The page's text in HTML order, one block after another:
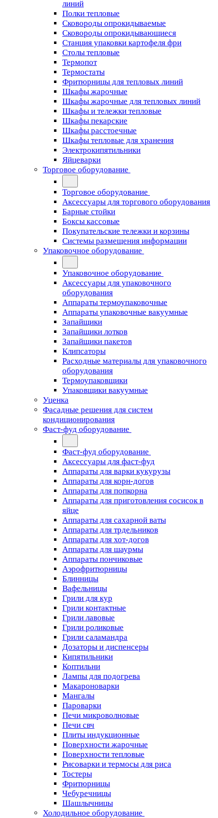
линий
Полки тепловые
Сковороды опрокидываемые
Сковороды опрокидывающиеся
Станция упаковки картофеля фри
Столы тепловые
Термопот
Термостаты
Фритюрницы для тепловых линий
Шкафы жарочные
Шкафы жарочные для тепловых линий
Шкафы и тележки тепловые
Шкафы пекарские
Шкафы расстоечные
Шкафы тепловые для хранения
Электрокипятильники
Яйцеварки
Торговое оборудование
Торговое оборудование
Аксессуары для торгового оборудования
Барные стойки
Боксы кассовые
Покупательские тележки и корзины
Системы размещения информации
Упаковочное оборудование
Упаковочное оборудование
Аксессуары для упаковочного
оборудования
Аппараты термоупаковочные
Аппараты упаковочные вакуумные
Запайщики
Запайщики лотков
Запайщики пакетов
Клипсаторы
Расходные материалы для упаковочного
оборудования
Термоупаковщики
Упаковщики вакуумные
Уценка
Фасадные решения для систем
кондиционирования
Фаст-фуд оборудование
Фаст-фуд оборудование
Аксессуары для фаст-фуд
Аппараты для варки кукурузы
Аппараты для корн-догов
Аппараты для попкорна
Аппараты для приготовления сосисок в
яйце
Аппараты для сахарной ваты
Аппараты для трдельников
Аппараты для хот-догов
Аппараты для шаурмы
Аппараты пончиковые
Аэрофритюрницы
Блинницы
Вафельницы
Грили для кур
Грили контактные
Грили лавовые
Грили роликовые
Грили саламандра
Дозаторы и диспенсеры
Кипятильники
Коптильни
Лампы для подогрева
Макароноварки
Мангалы
Пароварки
Печи микроволновые
Печи свч
Плиты индукционные
Поверхности жарочные
Поверхности тепловые
Рисоварки и термосы для риса
Тостеры
Фритюрницы
Чебуречницы
Шашлычницы
Холодильное оборудование